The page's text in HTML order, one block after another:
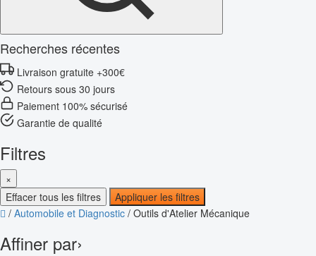
Recherches récentes
Livraison gratuite +300€
Retours sous 30 jours
Paiement 100% sécurisé
Garantie de qualité
Filtres
×
Effacer tous les filtres
Appliquer les filtres
/ Automobile et Diagnostic / Outils d'Atelier Mécanique
Affiner par›